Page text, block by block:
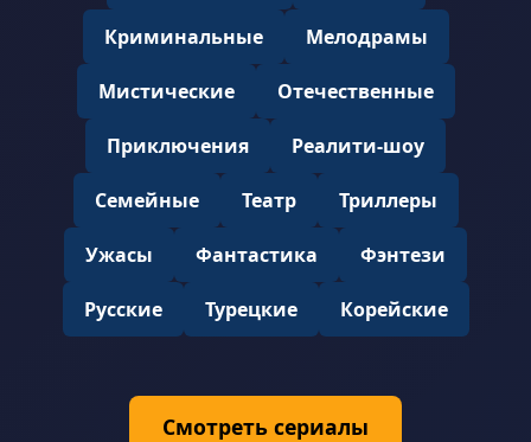
Криминальные Мелодрамы
Мистические Отечественные
Приключения Реалити-шоу
Семейные Театр Триллеры
Ужасы Фантастика Фэнтези
Русские Турецкие Корейские
Смотреть сериалы